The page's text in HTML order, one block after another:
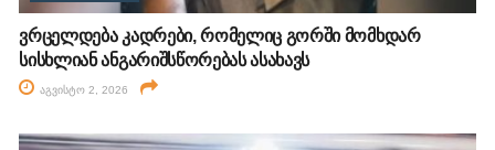
ვრცელდება კადრები, რომელიც გორში მომხდარ
სისხლიან ანგარიშსწორებას ასახავს
აგვისტო 2, 2026